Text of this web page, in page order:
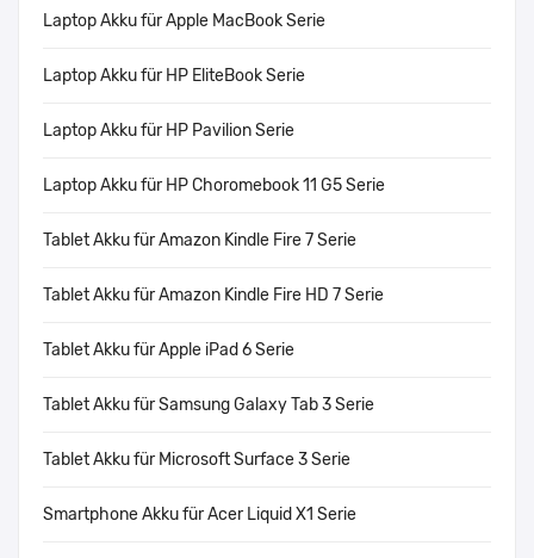
Laptop Akku für Apple MacBook Serie
Laptop Akku für HP EliteBook Serie
Laptop Akku für HP Pavilion Serie
Laptop Akku für HP Choromebook 11 G5 Serie
Tablet Akku für Amazon Kindle Fire 7 Serie
Tablet Akku für Amazon Kindle Fire HD 7 Serie
Tablet Akku für Apple iPad 6 Serie
Tablet Akku für Samsung Galaxy Tab 3 Serie
Tablet Akku für Microsoft Surface 3 Serie
Smartphone Akku für Acer Liquid X1 Serie